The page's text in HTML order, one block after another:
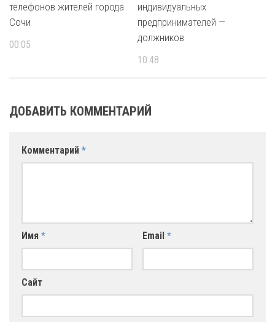
телефонов жителей города
Сочи
00:05
индивидуальных
предпринимателей —
должников
10:48
ДОБАВИТЬ КОММЕНТАРИЙ
Комментарий *
Имя * Email *
Сайт